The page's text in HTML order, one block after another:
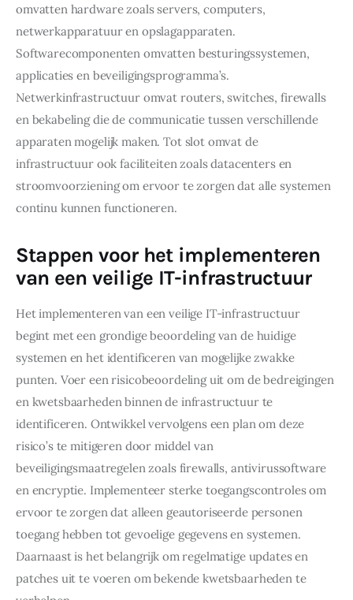
omvatten hardware zoals servers, computers,
netwerkapparatuur en opslagapparaten.
Softwarecomponenten omvatten besturingssystemen,
applicaties en beveiligingsprogramma’s.
Netwerkinfrastructuur omvat routers, switches, firewalls
en bekabeling die de communicatie tussen verschillende
apparaten mogelijk maken. Tot slot omvat de
infrastructuur ook faciliteiten zoals datacenters en
stroomvoorziening om ervoor te zorgen dat alle systemen
continu kunnen functioneren.
Stappen voor het implementeren
van een veilige IT-infrastructuur
Het implementeren van een veilige IT-infrastructuur
begint met een grondige beoordeling van de huidige
systemen en het identificeren van mogelijke zwakke
punten. Voer een risicobeoordeling uit om de bedreigingen
en kwetsbaarheden binnen de infrastructuur te
identificeren. Ontwikkel vervolgens een plan om deze
risico’s te mitigeren door middel van
beveiligingsmaatregelen zoals firewalls, antivirussoftware
en encryptie. Implementeer sterke toegangscontroles om
ervoor te zorgen dat alleen geautoriseerde personen
toegang hebben tot gevoelige gegevens en systemen.
Daarnaast is het belangrijk om regelmatige updates en
patches uit te voeren om bekende kwetsbaarheden te